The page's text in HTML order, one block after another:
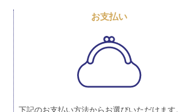
お支払い
下記のお支払い方法からお選びいただけます。